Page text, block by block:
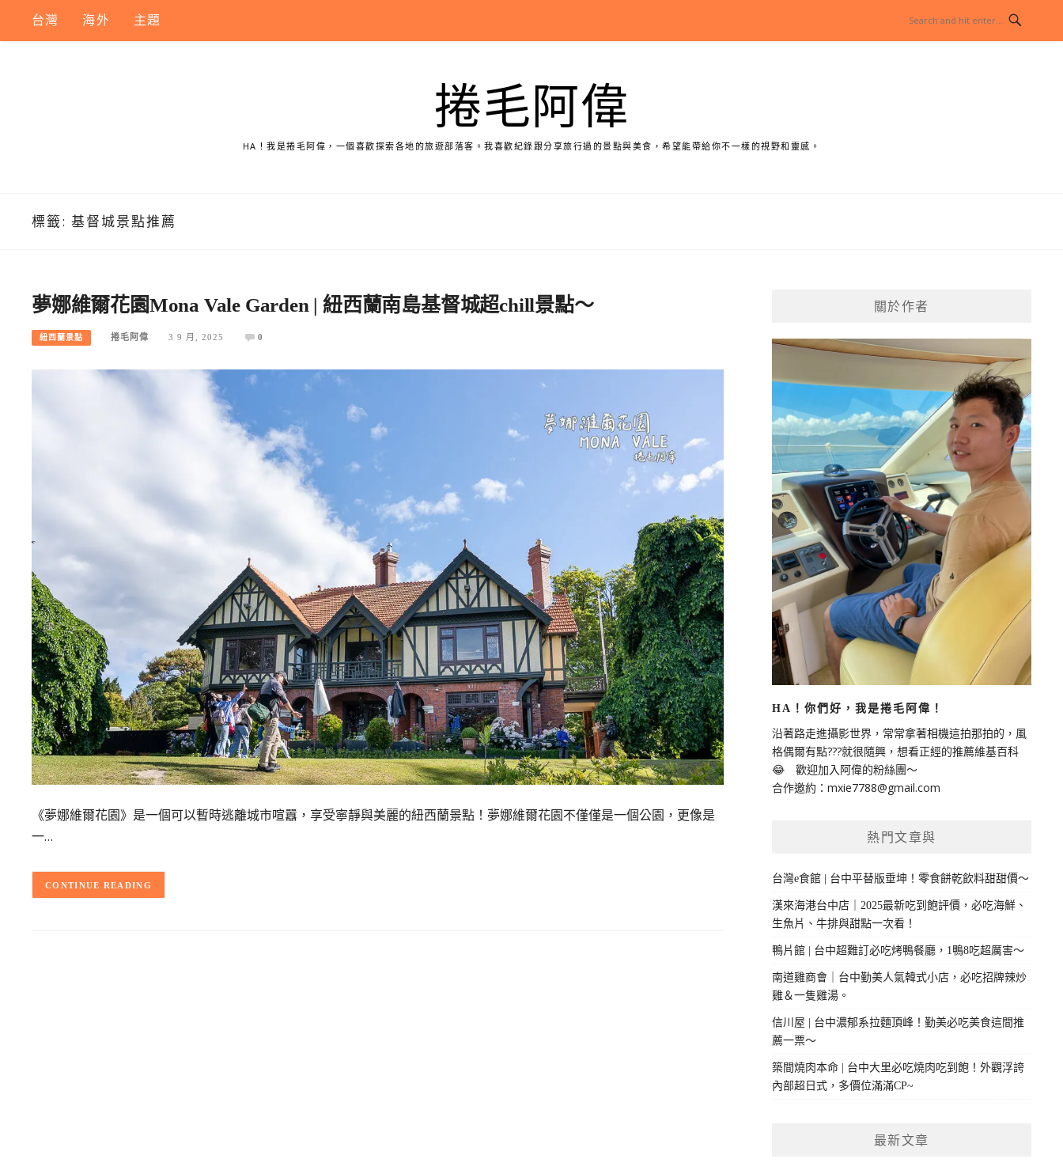
content
台灣 海外 主題
捲毛阿偉
HA！我是捲毛阿偉，一個喜歡探索各地的旅遊部落客。我喜歡紀錄跟分享旅行過的景點與美食，希望能帶給你不一樣的視野和靈感。
標籤: 基督城景點推薦
夢娜維爾花園Mona Vale Garden | 紐西蘭南島基督城超chill景點～
紐西蘭景點 捲毛阿偉 3 9 月, 2025 0
《夢娜維爾花園》是一個可以暫時逃離城市喧囂，享受寧靜與美麗的紐西蘭景點！夢娜維爾花園不僅僅是一個公園，更像是
一…
CONTINUE READING
關於作者
HA！你們好，我是捲毛阿偉！
沿著路走進攝影世界，常常拿著相機這拍那拍的，風
格偶爾有點???就很隨興，想看正經的推薦維基百科
😂 歡迎加入阿偉的粉絲團～
合作邀約： mxie7788@gmail.com
熱門文章與
台灣e食館 | 台中平替版垂坤！零食餅乾飲料甜甜價～
漢來海港台中店｜2025最新吃到飽評價，必吃海鮮、
生魚片、牛排與甜點一次看！
鴨片館 | 台中超難訂必吃烤鴨餐廳，1鴨8吃超厲害～
南道雞商會｜台中勤美人氣韓式小店，必吃招牌辣炒
雞＆一隻雞湯。
信川屋 | 台中濃郁系拉麵頂峰！勤美必吃美食這間推
薦一票～
築間燒肉本命 | 台中大里必吃燒肉吃到飽！外觀浮誇
內部超日式，多價位滿滿CP~
最新文章